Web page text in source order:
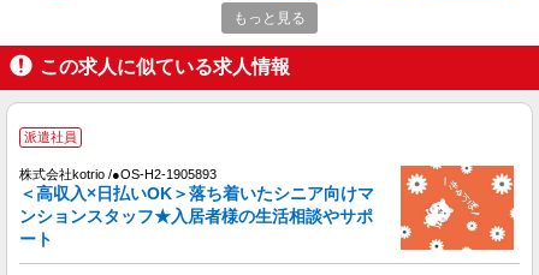
手当5,000円／回（月4回程度） 処遇改善手当
20,000円〜／月
グレースヴィラ住吉／介護／パート
介護職員（パート）
大阪府大阪市住吉区南住吉1-3-10
キープ 詳細を見る
もっと見る
この求人に似ている求人情報
派遣社員
株式会社kotrio /●OS-H2-1905893
＜高収入×日払いOK＞落ち着いたシニア向けマ
ンションスタッフ★入居者様の生活相談やサポ
ート